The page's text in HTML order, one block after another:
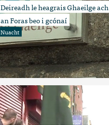
Deireadh le heagrais Ghaeilge ach
an Foras beo i gcónaí
Nuacht